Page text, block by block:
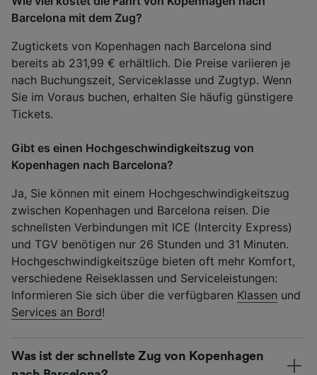
Barcelona mit dem Zug?
Zugtickets von Kopenhagen nach Barcelona sind
bereits ab 231,99 € erhältlich. Die Preise variieren je
nach Buchungszeit, Serviceklasse und Zugtyp. Wenn
Sie im Voraus buchen, erhalten Sie häufig günstigere
Tickets.
Gibt es einen Hochgeschwindigkeitszug von
Kopenhagen nach Barcelona?
Ja, Sie können mit einem Hochgeschwindigkeitszug
zwischen Kopenhagen und Barcelona reisen. Die
schnellsten Verbindungen mit ICE (Intercity Express)
und TGV benötigen nur 26 Stunden und 31 Minuten.
Hochgeschwindigkeitszüge bieten oft mehr Komfort,
verschiedene Reiseklassen und Serviceleistungen:
Informieren Sie sich über die verfügbaren Klassen und
Services an Bord!
Was ist der schnellste Zug von Kopenhagen